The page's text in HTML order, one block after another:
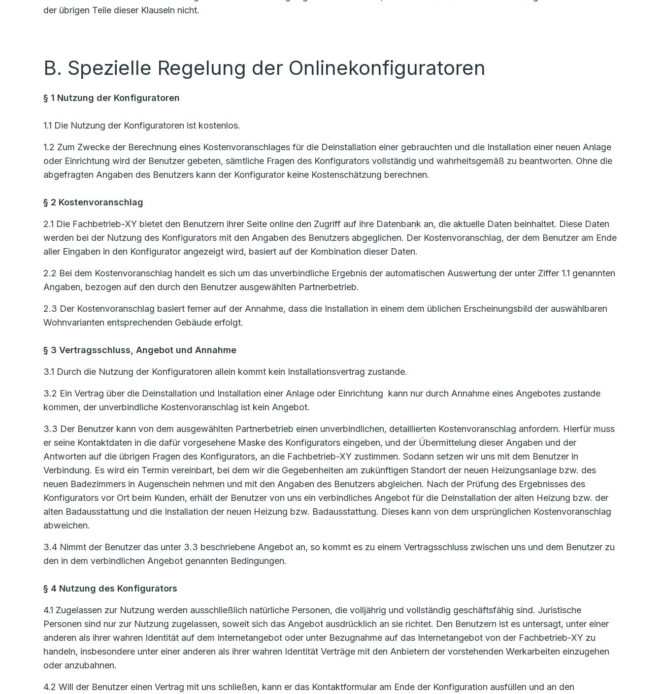
der übrigen Teile dieser Klauseln nicht.
B. Spezielle Regelung der Onlinekonfiguratoren
§ 1 Nutzung der Konfiguratoren
1.1 Die Nutzung der Konfiguratoren ist kostenlos.
1.2 Zum Zwecke der Berechnung eines Kostenvoranschlages für die Deinstallation einer gebrauchten und die Installation einer neuen Anlage
oder Einrichtung wird der Benutzer gebeten, sämtliche Fragen des Konfigurators vollständig und wahrheitsgemäß zu beantworten. Ohne die
abgefragten Angaben des Benutzers kann der Konfigurator keine Kostenschätzung berechnen.
§ 2 Kostenvoranschlag
2.1 Die Fachbetrieb-XY bietet den Benutzern ihrer Seite online den Zugriff auf ihre Datenbank an, die aktuelle Daten beinhaltet. Diese Daten
werden bei der Nutzung des Konfigurators mit den Angaben des Benutzers abgeglichen. Der Kostenvoranschlag, der dem Benutzer am Ende
aller Eingaben in den Konfigurator angezeigt wird, basiert auf der Kombination dieser Daten.
2.2 Bei dem Kostenvoranschlag handelt es sich um das unverbindliche Ergebnis der automatischen Auswertung der unter Ziffer 1.1 genannten
Angaben, bezogen auf den durch den Benutzer ausgewählten Partnerbetrieb.
2.3 Der Kostenvoranschlag basiert ferner auf der Annahme, dass die Installation in einem dem üblichen Erscheinungsbild der auswählbaren
Wohnvarianten entsprechenden Gebäude erfolgt.
§ 3 Vertragsschluss, Angebot und Annahme
3.1 Durch die Nutzung der Konfiguratoren allein kommt kein Installationsvertrag zustande.
3.2 Ein Vertrag über die Deinstallation und Installation einer Anlage oder Einrichtung kann nur durch Annahme eines Angebotes zustande
kommen, der unverbindliche Kostenvoranschlag ist kein Angebot.
3.3 Der Benutzer kann von dem ausgewählten Partnerbetrieb einen unverbindlichen, detaillierten Kostenvoranschlag anfordern. Hierfür muss
er seine Kontaktdaten in die dafür vorgesehene Maske des Konfigurators eingeben, und der Übermittelung dieser Angaben und der
Antworten auf die übrigen Fragen des Konfigurators, an die Fachbetrieb-XY zustimmen. Sodann setzen wir uns mit dem Benutzer in
Verbindung. Es wird ein Termin vereinbart, bei dem wir die Gegebenheiten am zukünftigen Standort der neuen Heizungsanlage bzw. des
neuen Badezimmers in Augenschein nehmen und mit den Angaben des Benutzers abgleichen. Nach der Prüfung des Ergebnisses des
Konfigurators vor Ort beim Kunden, erhält der Benutzer von uns ein verbindliches Angebot für die Deinstallation der alten Heizung bzw. der
alten Badausstattung und die Installation der neuen Heizung bzw. Badausstattung. Dieses kann von dem ursprünglichen Kostenvoranschlag
abweichen.
3.4 Nimmt der Benutzer das unter 3.3 beschriebene Angebot an, so kommt es zu einem Vertragsschluss zwischen uns und dem Benutzer zu
den in dem verbindlichen Angebot genannten Bedingungen.
§ 4 Nutzung des Konfigurators
4.1 Zugelassen zur Nutzung werden ausschließlich natürliche Personen, die volljährig und vollständig geschäftsfähig sind. Juristische
Personen sind nur zur Nutzung zugelassen, soweit sich das Angebot ausdrücklich an sie richtet. Den Benutzern ist es untersagt, unter einer
anderen als ihrer wahren Identität auf dem Internetangebot oder unter Bezugnahme auf das Internetangebot von der Fachbetrieb-XY zu
handeln, insbesondere unter einer anderen als ihrer wahren Identität Verträge mit den Anbietern der vorstehenden Werkarbeiten einzugehen
oder anzubahnen.
4.2 Will der Benutzer einen Vertrag mit uns schließen, kann er das Kontaktformular am Ende der Konfiguration ausfüllen und an den